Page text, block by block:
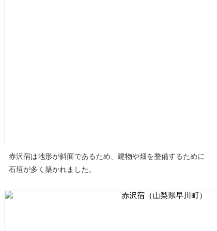
赤沢宿は地形が斜面であるため、建物や畑を整備するために
石垣が多く築かれました。